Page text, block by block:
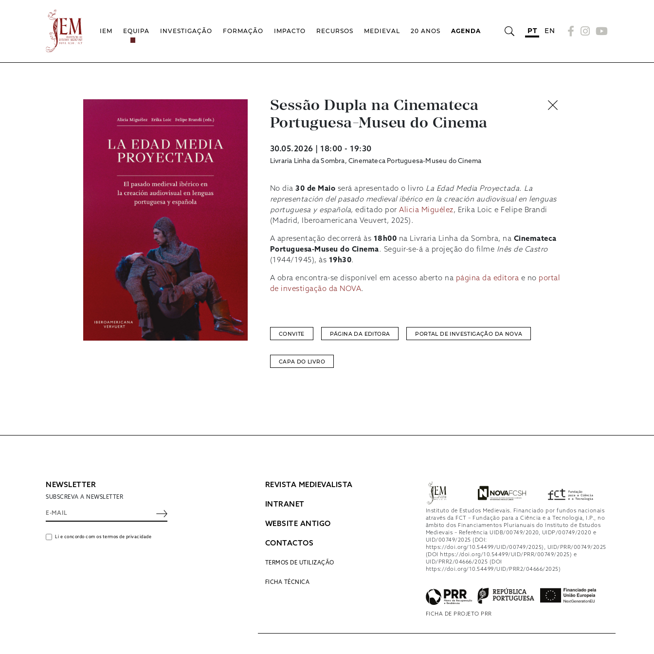
IEM
RELATÓRIOS FCT
QUESTÕES DE ASSÉDIO E ÉTICA
EQUIPA INVESTIGAÇÃO FORMAÇÃO
FORMAÇÃO AO LONGO DA VIDA
– CLK
FORMAÇÃO INTERNA
IMPACTO
CONFERÊNCIA IEM
ARQUIVO DE EVENTOS
RECURSOS
BIBLIOTECA DIGITAL
BIBLIOTECA IEM
INFRAESTRUTURA ROSSIO
MEDIEVAL 20 ANOS AGENDA PT EN
Sessão Dupla na Cinemateca
Portuguesa-Museu do Cinema
30.05.2026 | 18:00 - 19:30
Livraria Linha da Sombra, Cinemateca Portuguesa-Museu do Cinema
No dia30 de Maio será apresentado o livro La Edad Media Proyectada. La
representación del pasado medieval ibérico en la creación audiovisual en lenguas
portuguesa y española, editado porAlicia Miguélez, Erika Loic e Felipe Brandi
(Madrid, Iberoamericana Veuvert, 2025).
A apresentação decorrerá às 18h00 na Livraria Linha da Sombra, na Cinemateca
Portuguesa-Museu do Cinema. Seguir-se-á a projeção do filme Inês de Castro
(1944/1945), às 19h30.
A obra encontra-se disponível em acesso aberto na página da editora e no portal
de investigação da NOVA.
CONVITE PÁGINA DA EDITORA PORTAL DE INVESTIGAÇÃO DA NOVA
CAPA DO LIVRO
NEWSLETTER
SUBSCREVA A NEWSLETTER
Li e concordo com os termos de privacidade
REVISTA MEDIEVALISTA
INTRANET
WEBSITE ANTIGO
CONTACTOS
TERMOS DE UTILIZAÇÃO
FICHA TÉCNICA
Instituto de Estudos Medievais. Financiado por fundos nacionais
através da FCT – Fundação para a Ciência e a Tecnologia, I.P., no
âmbito dos Financiamentos Plurianuais do Instituto de Estudos
Medievais – Referência UIDB/00749/2020, UIDP/00749/2020 e
UID/00749/2025 (DOI:
https://doi.org/10.54499/UID/00749/2025), UID/PRR/00749/2025
(DOI https://doi.org/10.54499/UID/PRR/00749/2025) e
UID/PRR2/04666/2025 (DOI
https://doi.org/10.54499/UID/PRR2/04666/2025)
FICHA DE PROJETO PRR